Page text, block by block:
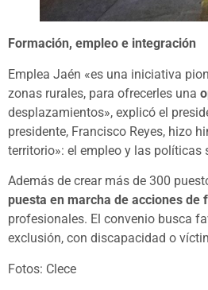
Formación, empleo e integración
Emplea Jaén «es una iniciativa
zonas rurales, para ofrecerles una
desplazamientos», explicó el
presidente, Francisco Reyes, hizo
territorio»: el empleo y las políticas
Además de crear más de 300
puesta en marcha de acciones
profesionales. El convenio busca
exclusión, con discapacidad o
Fotos: Clece